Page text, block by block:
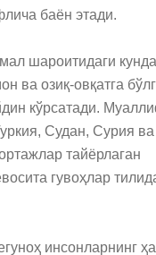
баён этади.
шароитидаги
ва озиқ-овқатга
кўрсатади.
Судан, Сурия ва
тайёрлаган
гувоҳлар
инсонларнинг